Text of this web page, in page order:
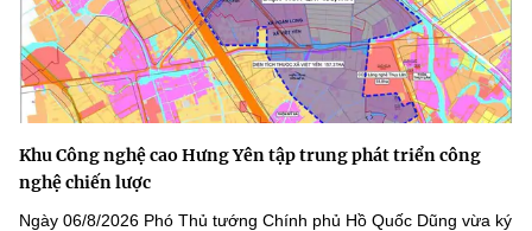
Khu Công nghệ cao Hưng Yên tập trung phát triển công
nghệ chiến lược
Ngày 06/8/2026 Phó Thủ tướng Chính phủ Hồ Quốc Dũng vừa ký